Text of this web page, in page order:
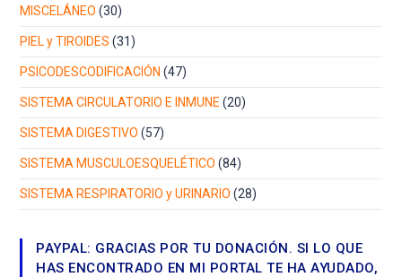
MISCELÁNEO (30)
PIEL y TIROIDES (31)
PSICODESCODIFICACIÓN (47)
SISTEMA CIRCULATORIO E INMUNE (20)
SISTEMA DIGESTIVO (57)
SISTEMA MUSCULOESQUELÉTICO (84)
SISTEMA RESPIRATORIO y URINARIO (28)
PAYPAL: GRACIAS POR TU DONACIÓN. SI LO QUE
HAS ENCONTRADO EN MI PORTAL TE HA AYUDADO,